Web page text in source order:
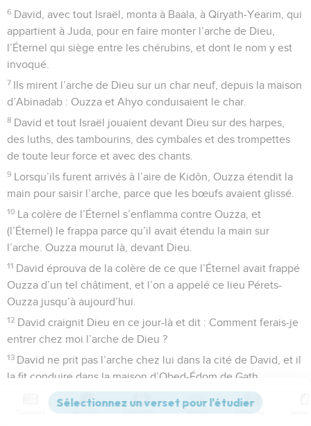
6 David, avec tout Israël, monta à Baala, à Qiryath-Yearim, qui
appartient à Juda, pour en faire monter l’arche de Dieu,
l’Éternel qui siège entre les chérubins, et dont le nom y est
invoqué.
7 Ils mirent l’arche de Dieu sur un char neuf, depuis la maison
d’Abinadab : Ouzza et Ahyo conduisaient le char.
8 David et tout Israël jouaient devant Dieu sur des harpes,
des luths, des tambourins, des cymbales et des trompettes
de toute leur force et avec des chants.
9 Lorsqu’ils furent arrivés à l’aire de Kidôn, Ouzza étendit la
main pour saisir l’arche, parce que les bœufs avaient glissé.
10 La colère de l’Éternel s’enflamma contre Ouzza, et
(l’Éternel) le frappa parce qu’il avait étendu la main sur
l’arche. Ouzza mourut là, devant Dieu.
11 David éprouva de la colère de ce que l’Éternel avait frappé
Ouzza d’un tel châtiment, et l’on a appelé ce lieu Pérets-
Ouzza jusqu’à aujourd’hui.
12 David craignit Dieu en ce jour-là et dit : Comment ferais-je
entrer chez moi l’arche de Dieu ?
13 David ne prit pas l’arche chez lui dans la cité de David, et il
la fit conduire dans la maison d’Obed-Édom de Gath.
L’arche de Dieu resta trois mois dans la maison d’Obed-
Édom, dans sa famille, et l’Éternel bénit la maison d’Obed-
Versions Commentaires Strong